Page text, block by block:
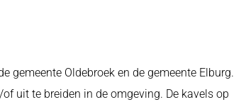
gemeente Oldebroek en de gemeente Elburg.
uit te breiden in de omgeving. De kavels op